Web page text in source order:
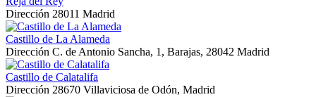
Dirección 28011 Madrid
Castillo de La Alameda
Dirección C. de Antonio Sancha, 1, Barajas, 28042 Madrid
Castillo de Calatalifa
Dirección 28670 Villaviciosa de Odón, Madrid